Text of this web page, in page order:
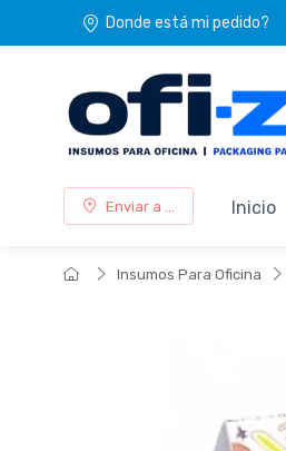
Donde está mi pedido?
Enviar a ... Inicio
Insumos Para Oficina